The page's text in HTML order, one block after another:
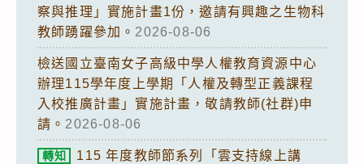
察與推理」實施計畫1份，邀請有興趣之生物科
教師踴躍參加。 2026-08-06
檢送國立臺南女子高級中學人權教育資源中心
辦理115學年度上學期「人權及轉型正義課程
入校推廣計畫」實施計畫，敬請教師(社群)申
請。 2026-08-06
轉知
115 年度教師節系列「雲支持線上講